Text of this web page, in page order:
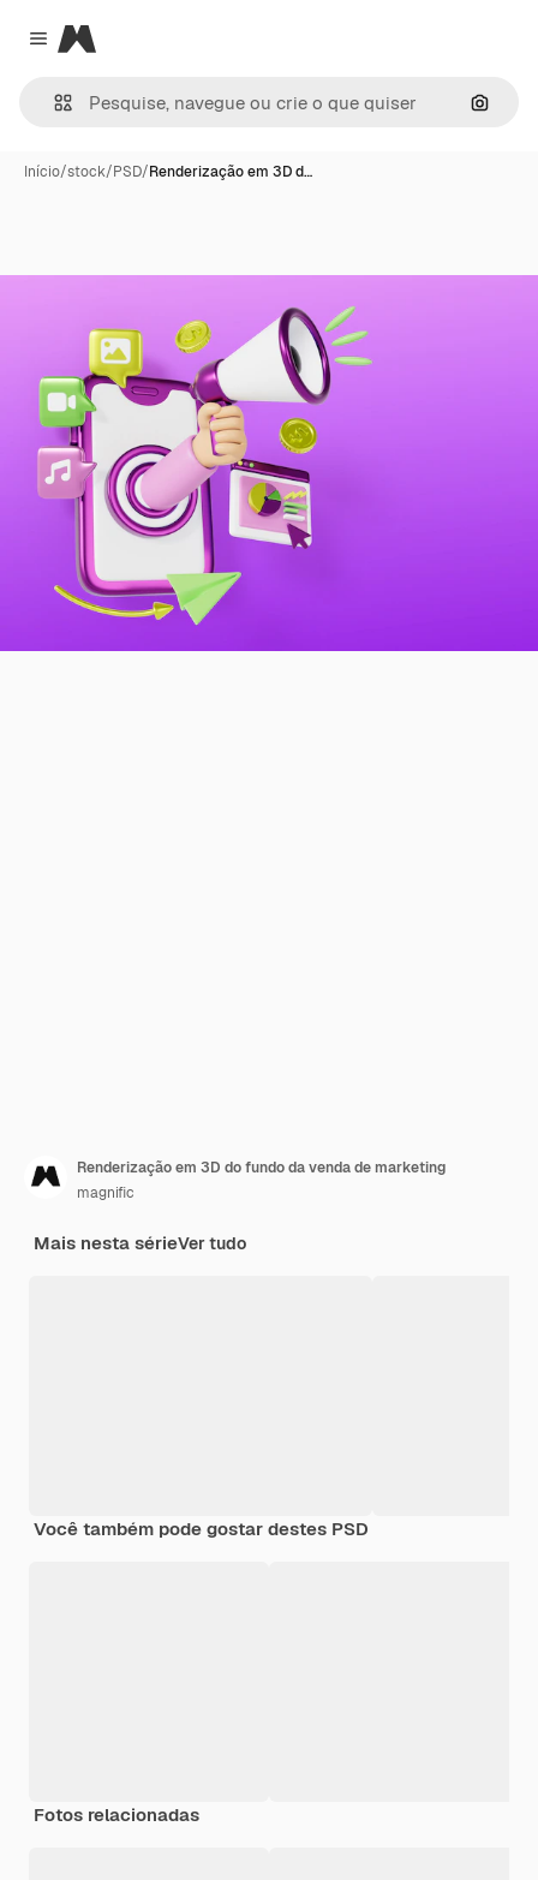
Close menu
Magnific
Início/stock/PSD/Renderização em 3D d…
Renderização em 3D do fundo da venda de marketing
magnific
Mais nesta sérieVer tudo
Você também pode gostar destes PSD
Fotos relacionadas